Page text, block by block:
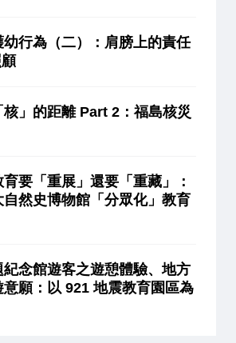
幼行為（二）：肩膀上的責任
核」的距離 Part 2：福島核災
要「重展」還要「重藏」：
自然史博物館「分眾化」教育
紀念館遊客之遊憩體驗、地方
意願：以 921 地震教育園區為